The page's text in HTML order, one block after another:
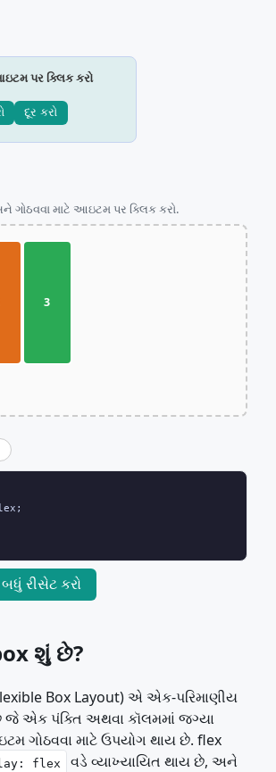
પર ક્લિક કરો
દૂર કરો
ગોઠવવા માટે આઇટમ પર ક્લિક કરો.
3
બધું રીસેટ કરો
શું છે?
Box Layout) એ એક-પરિમાણીય
એક પંક્તિ અથવા કૉલમમાં જગ્યા
ગોઠવવા માટે ઉપયોગ થાય છે. flex
flex
વડે વ્યાખ્યાયિત થાય છે, અને